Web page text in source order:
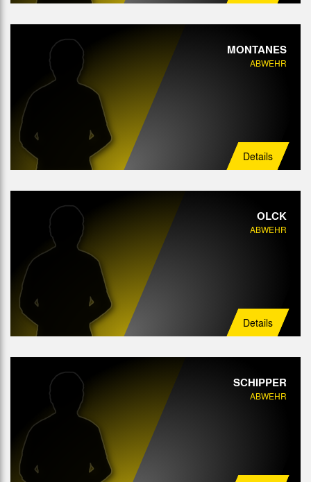
MONTANES
ABWEHR
Details
OLCK
ABWEHR
Details
SCHIPPER
ABWEHR